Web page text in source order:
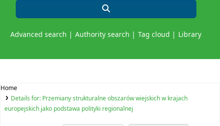
Advanced search Authority search Tag cloud Library
Home
Details for: Przemiany strukturalne obszarów wiejskich w krajach
europejskich jako podstawa polityki regionalnej